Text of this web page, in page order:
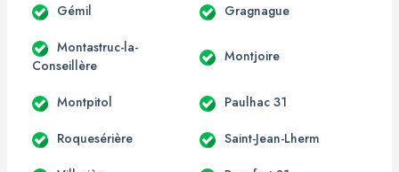
Gémil Gragnague
Montastruc-la-
Conseillère
Montjoire
Montpitol Paulhac 31
Roquesérière Saint-Jean-Lherm